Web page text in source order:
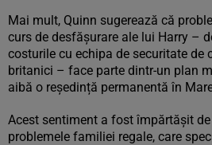
Mai mult, Quinn sugerează că
curs de desfășurare ale lui Harry –
costurile cu echipa de securitate de
britanici – face parte dintr-un plan
aibă o reședință permanentă în
Acest sentiment a fost împărtășit
problemele familiei regale, care